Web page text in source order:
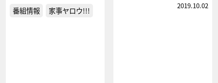
番組情報 家事ヤロウ!!!
2019.10.02